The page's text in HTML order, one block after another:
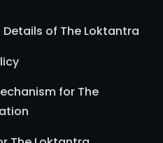
of The Loktantra
for The